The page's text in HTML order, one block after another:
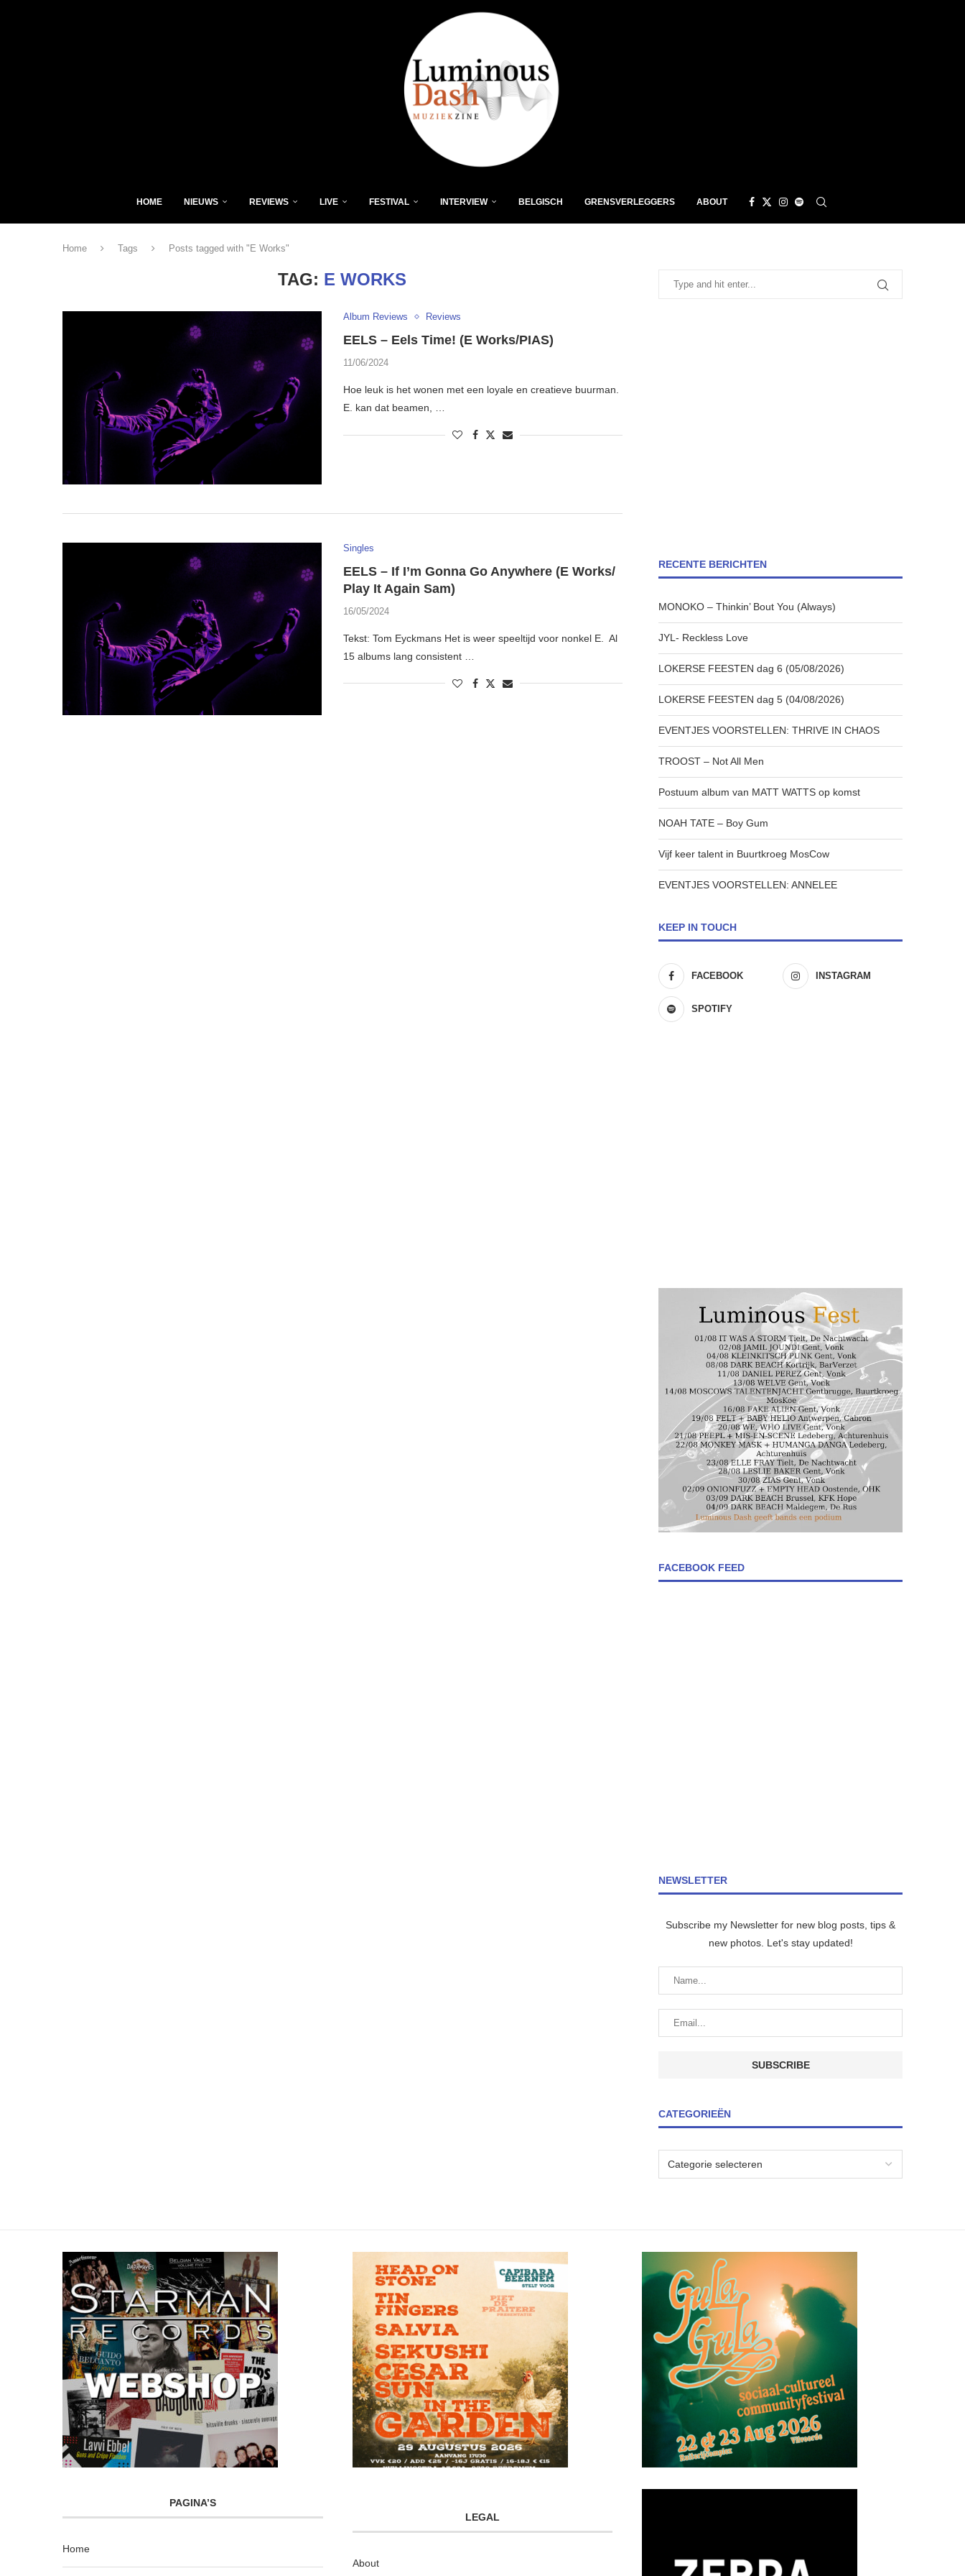
HOME NIEUWS REVIEWS LIVE FESTIVAL INTERVIEW BELGISCH GRENSVERLEGGERS ABOUT
Home Tags Posts tagged with "E Works"
TAG: E WORKS
Album Reviews Reviews
EELS – Eels Time! (E Works/PIAS)
11/06/2024
Hoe leuk is het wonen met een loyale en creatieve buurman.
E. kan dat beamen, …
Singles
EELS – If I’m Gonna Go Anywhere (E Works/
Play It Again Sam)
16/05/2024
Tekst: Tom Eyckmans Het is weer speeltijd voor nonkel E. Al
15 albums lang consistent …
RECENTE BERICHTEN
MONOKO – Thinkin’ Bout You (Always)
JYL- Reckless Love
LOKERSE FEESTEN dag 6 (05/08/2026)
LOKERSE FEESTEN dag 5 (04/08/2026)
EVENTJES VOORSTELLEN: THRIVE IN CHAOS
TROOST – Not All Men
Postuum album van MATT WATTS op komst
NOAH TATE – Boy Gum
Vijf keer talent in Buurtkroeg MosCow
EVENTJES VOORSTELLEN: ANNELEE
KEEP IN TOUCH
FACEBOOK INSTAGRAM
SPOTIFY
FACEBOOK FEED
NEWSLETTER
Subscribe my Newsletter for new blog posts, tips &
new photos. Let's stay updated!
CATEGORIEËN
PAGINA’S
Home
LEGAL
About